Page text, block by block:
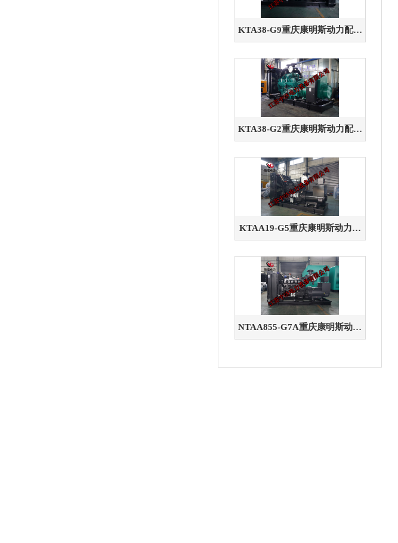
KTA38-G9重庆康明斯动力配套
KTA38-G2重庆康明斯动力配套
KTAA19-G5重庆康明斯动力配
NTAA855-G7A重庆康明斯动力